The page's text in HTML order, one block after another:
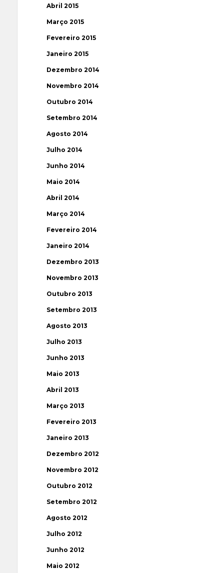
Abril 2015
Março 2015
Fevereiro 2015
Janeiro 2015
Dezembro 2014
Novembro 2014
Outubro 2014
Setembro 2014
Agosto 2014
Julho 2014
Junho 2014
Maio 2014
Abril 2014
Março 2014
Fevereiro 2014
Janeiro 2014
Dezembro 2013
Novembro 2013
Outubro 2013
Setembro 2013
Agosto 2013
Julho 2013
Junho 2013
Maio 2013
Abril 2013
Março 2013
Fevereiro 2013
Janeiro 2013
Dezembro 2012
Novembro 2012
Outubro 2012
Setembro 2012
Agosto 2012
Julho 2012
Junho 2012
Maio 2012